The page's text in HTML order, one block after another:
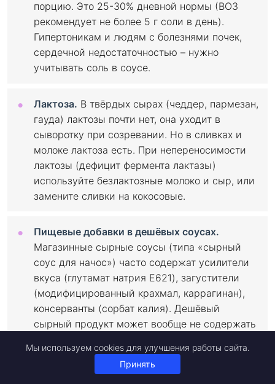
порцию. Это 25-30% дневной нормы (ВОЗ
рекомендует не более 5 г соли в день).
Гипертоникам и людям с болезнями почек,
сердечной недостаточностью – нужно
учитывать соль в соусе.
Лактоза. В твёрдых сырах (чеддер, пармезан,
гауда) лактозы почти нет, она уходит в
сыворотку при созревании. Но в сливках и
молоке лактоза есть. При непереносимости
лактозы (дефицит фермента лактазы)
используйте безлактозные молоко и сыр, или
замените сливки на кокосовые.
Пищевые добавки в дешёвых соусах.
Магазинные сырные соусы (типа «сырный
соус для начос») часто содержат усилители
вкуса (глутамат натрия E621), загустители
(модифицированный крахмал, каррагинан),
консерванты (сорбат калия). Дешёвый
сырный продукт может вообще не содержать
(пальмовое масло), ароматизаторов и
красителей. Читайте состав!
Мы используем cookies для улучшения работы сайта.
Принять